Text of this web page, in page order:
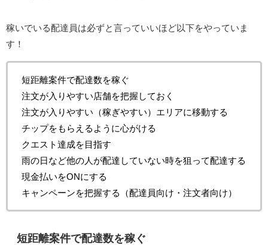
稼いでいる配達員は必ずと言っていいほど以下をやっていま
す！
短距離案件で配達数を稼ぐ
注文が入りやすい店舗を把握しておく
注文が入りやすい（稼ぎやすい）エリアに移動する
チップをもらえるように心がける
クエスト達成を目指す
雨の日など他の人が配達していない時を狙って配達する
現金払いをONにする
キャンペーンを把握する（配達員向け・注文者向け）
短距離案件で配達数を稼ぐ